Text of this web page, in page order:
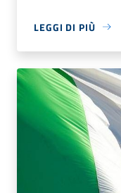
LEGGI DI PIÙ